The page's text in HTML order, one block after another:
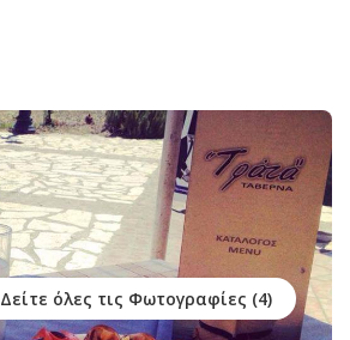
Δείτε όλες τις Φωτογραφίες